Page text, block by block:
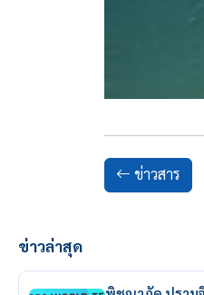
ข่าวสาร
ข่าวล่าสุด